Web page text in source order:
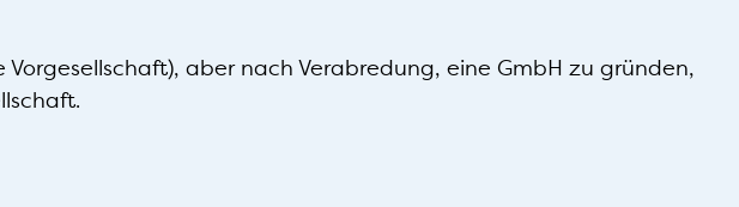
aber nach Verabredung, eine GmbH zu gründen,